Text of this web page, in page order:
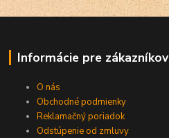
Informácie pre zákazníkov
O nás
Obchodné podmienky
Reklamačný poriadok
Odstúpenie od zmluvy